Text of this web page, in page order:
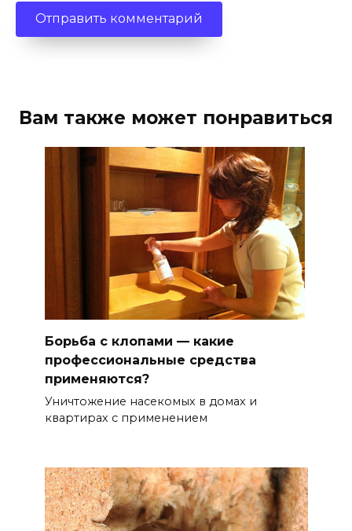
Вам также может понравиться
Борьба с клопами — какие
профессиональные средства
применяются?
Уничтожение насекомых в домах и
квартирах с применением